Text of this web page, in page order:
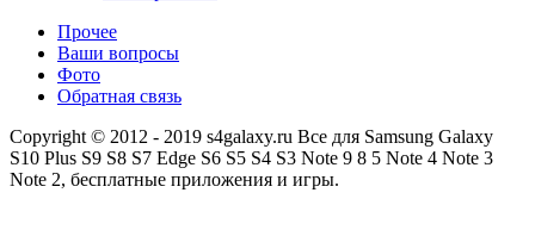
Прочее
Ваши вопросы
Фото
Обратная связь
Copyright © 2012 - 2019 s4galaxy.ru Все для Samsung Galaxy
S10 Plus S9 S8 S7 Edge S6 S5 S4 S3 Note 9 8 5 Note 4 Note 3
Note 2, бесплатные приложения и игры.